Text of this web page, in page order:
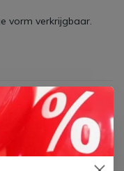
vorm verkrijgbaar.